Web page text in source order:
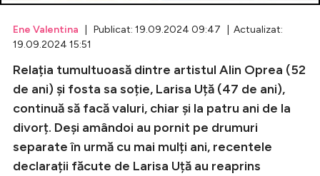
Intră în cont
Ene Valentina | Publicat: 19.09.2024 09:47 | Actualizat:
19.09.2024 15:51
Relația tumultuoasă dintre artistul Alin Oprea (52
de ani) și fosta sa soție, Larisa Uță (47 de ani),
continuă să facă valuri, chiar și la patru ani de la
divorț. Deși amândoi au pornit pe drumuri
separate în urmă cu mai mulți ani, recentele
declarații făcute de Larisa Uță au reaprins